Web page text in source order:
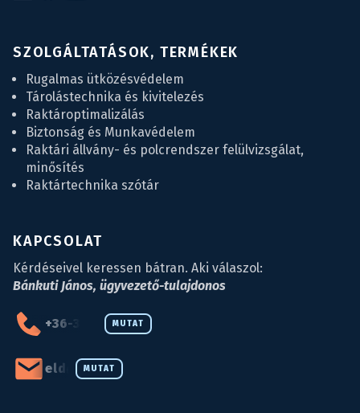
SZOLGÁLTATÁSOK, TERMÉKEK
Rugalmas ütközésvédelem
Tárolástechnika és kivitelezés
Raktároptimalizálás
Biztonság és Munkavédelem
Raktári állvány- és polcrendszer felülvizsgálat,
minősítés
Raktártechnika szótár
KAPCSOLAT
Kérdéseivel keressen bátran. Aki válaszol:
Bánkuti János, ügyvezető-tulajdonos
MUTAT
+36-34-590-027
MUTAT
eld@eld.hu